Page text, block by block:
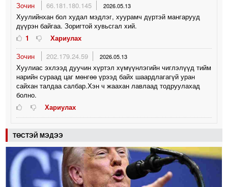
Зочин
66.181.180.145 2026.05.13
Хуулийнхан бол худал мэдлэг, хуурамч дүртэй мангарууд
дүүрэн байгаа. Зоригтой хувьсгал хий.
1
Хариулах
Зочин
202.179.24.59 2026.05.13
Хуулиас эхлээд дуучин хүртэл хүмүүнлэгийн чиглэлүүд тийм
нарийн сураад цаг мөнгөө үрээд байх шаардлагагүй уран
сайхан талдаа салбар.Хэн ч жаахан лавлаад тодруулахад
болно.
Хариулах
ТӨСТЭЙ МЭДЭЭ